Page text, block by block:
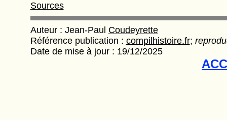
Sources
Auteur : Jean-Paul Coudeyrette
Référence publication : compilhistoire.fr;
Date de mise à jour : 19/12/2025